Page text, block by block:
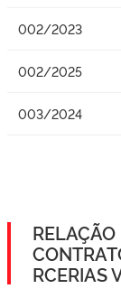
002/2023
002/2025
003/2024
RELAÇÃO
RCERIAS